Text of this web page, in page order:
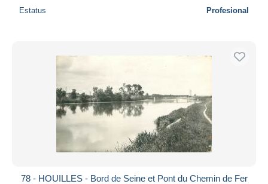
Estatus Profesional
78 - HOUILLES - Bord de Seine et Pont du Chemin de Fer